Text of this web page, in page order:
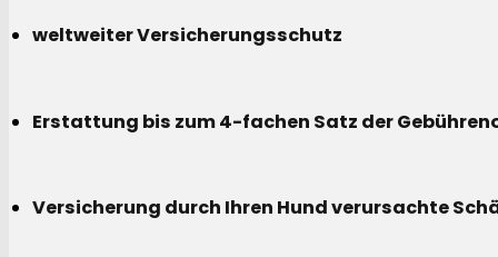
weltweiter Versicherungsschutz
Erstattung bis zum 4-fachen Satz der
Versicherung durch Ihren Hund verursachte